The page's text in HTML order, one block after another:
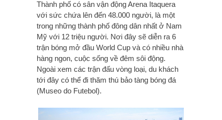
Thành phố có sân vận động Arena Itaquera
với sức chứa lên đến 48.000 người, là một
trong những thành phố đông dân nhất ở Nam
Mỹ với 12 triệu người. Nơi đây sẽ diễn ra 6
trận bóng mở đầu World Cup và có nhiều nhà
hàng ngon, cuộc sống về đêm sôi động.
Ngoài xem các trận đấu vòng loại, du khách
tới đây có thể đi thăm thú bảo tàng bóng đá
(Museo do Futebol).